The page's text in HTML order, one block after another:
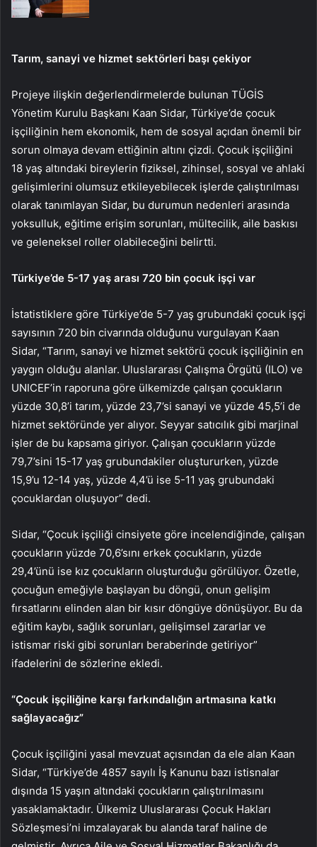
Tarım, sanayi ve hizmet sektörleri başı çekiyor
Projeye ilişkin değerlendirmelerde bulunan TÜGİS
Yönetim Kurulu Başkanı Kaan Sidar, Türkiye’de çocuk
işçiliğinin hem ekonomik, hem de sosyal açıdan önemli bir
sorun olmaya devam ettiğinin altını çizdi. Çocuk işçiliğini
18 yaş altındaki bireylerin fiziksel, zihinsel, sosyal ve ahlaki
gelişimlerini olumsuz etkileyebilecek işlerde çalıştırılması
olarak tanımlayan Sidar, bu durumun nedenleri arasında
yoksulluk, eğitime erişim sorunları, mültecilik, aile baskısı
ve geleneksel roller olabileceğini belirtti.
Türkiye’de 5-17 yaş arası 720 bin çocuk işçi var
İstatistiklere göre Türkiye’de 5-7 yaş grubundaki çocuk işçi
sayısının 720 bin civarında olduğunu vurgulayan Kaan
Sidar, “Tarım, sanayi ve hizmet sektörü çocuk işçiliğinin en
yaygın olduğu alanlar. Uluslararası Çalışma Örgütü (ILO) ve
UNICEF’in raporuna göre ülkemizde çalışan çocukların
yüzde 30,8’i tarım, yüzde 23,7’si sanayi ve yüzde 45,5’i de
hizmet sektöründe yer alıyor. Seyyar satıcılık gibi marjinal
işler de bu kapsama giriyor. Çalışan çocukların yüzde
79,7’sini 15-17 yaş grubundakiler oluştururken, yüzde
15,9’u 12-14 yaş, yüzde 4,4’ü ise 5-11 yaş grubundaki
çocuklardan oluşuyor” dedi.
Sidar, “Çocuk işçiliği cinsiyete göre incelendiğinde, çalışan
çocukların yüzde 70,6’sını erkek çocukların, yüzde
29,4’ünü ise kız çocukların oluşturduğu görülüyor. Özetle,
çocuğun emeğiyle başlayan bu döngü, onun gelişim
fırsatlarını elinden alan bir kısır döngüye dönüşüyor. Bu da
eğitim kaybı, sağlık sorunları, gelişimsel zararlar ve
istismar riski gibi sorunları beraberinde getiriyor”
ifadelerini de sözlerine ekledi.
“Çocuk işçiliğine karşı farkındalığın artmasına katkı
sağlayacağız”
Çocuk işçiliğini yasal mevzuat açısından da ele alan Kaan
Sidar, “Türkiye’de 4857 sayılı İş Kanunu bazı istisnalar
dışında 15 yaşın altındaki çocukların çalıştırılmasını
yasaklamaktadır. Ülkemiz Uluslararası Çocuk Hakları
Sözleşmesi’ni imzalayarak bu alanda taraf haline de